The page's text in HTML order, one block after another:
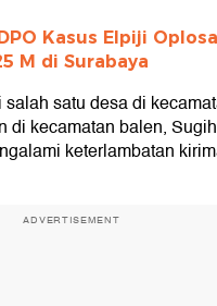
Kasus Elpiji
M di Surabaya
satu desa di
di kecamatan balen,
keterlambatan
ADVERTISEMENT